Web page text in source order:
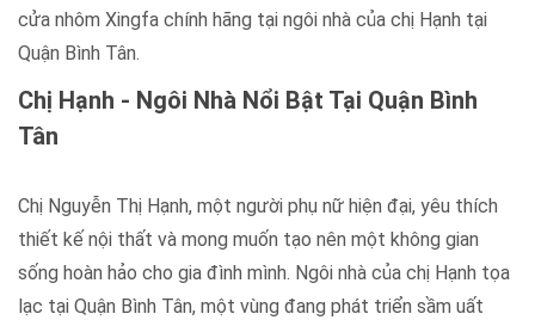
cửa nhôm Xingfa chính hãng tại ngôi nhà của chị Hạnh tại
Quận Bình Tân.
Chị Hạnh - Ngôi Nhà Nổi Bật Tại Quận Bình
Tân
Chị Nguyễn Thị Hạnh, một người phụ nữ hiện đại, yêu thích
thiết kế nội thất và mong muốn tạo nên một không gian
sống hoàn hảo cho gia đình mình. Ngôi nhà của chị Hạnh tọa
lạc tại Quận Bình Tân, một vùng đang phát triển sầm uất